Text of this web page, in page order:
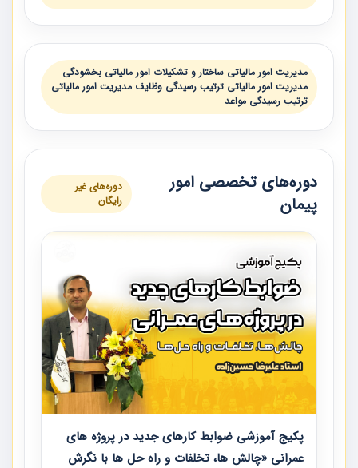
مدیریت امور مالیاتی ساختار و تشکیلات امور مالیاتی بخشودگی
مدیریت امور مالیاتی ترتیب رسیدگی وظایف مدیریت امور مالیاتی
ترتیب رسیدگی مواعد
دوره‌های تخصصی امور
پیمان
دوره‌های غیر
رایگان
پکیج آموزشی ضوابط کارهای جدید در پروژه های
عمرانی «چالش ها، تخلفات و راه حل ها با نگرش